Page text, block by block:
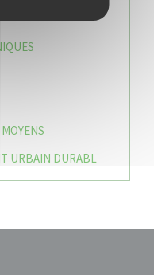
URBAIN DURABL